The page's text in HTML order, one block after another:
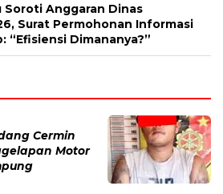
Soroti Anggaran Dinas
Surat Permohonan Informasi
“Efisiensi Dimananya?”
Cermin
Motor